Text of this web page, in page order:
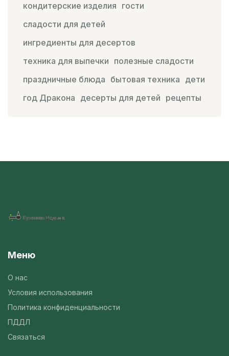
кондитерские изделия гости
сладости для детей
ингредиенты для десертов
техника для выпечки полезные сладости
праздничные блюда бытовая техника дети
год Дракона десерты для детей рецепты
Меню
О нас
Условия использования
Политика конфиденциальности
ПДДЛ
Связаться